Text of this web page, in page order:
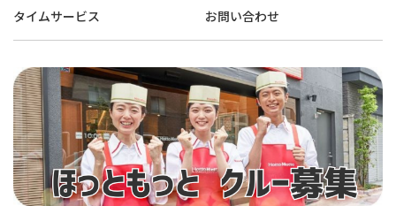
タイムサービス お問い合わせ